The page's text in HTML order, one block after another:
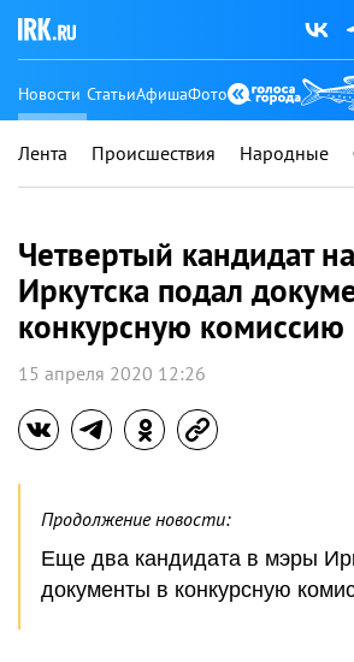
Новости СтатьиАфишаФото
Лента Происшествия Народные
Четвертый кандидат
Иркутска подал
конкурсную комиссию
15 апреля 2020 12:26
Продолжение новости:
Еще два кандидата в мэры
документы в конкурсную